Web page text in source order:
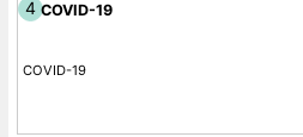
COVID-19
COVID-19